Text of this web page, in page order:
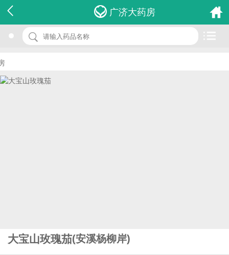
广济大药房
大宝山玫瑰茄(安溪杨柳岸)
名 称：大宝山玫瑰茄
品 牌：(安溪杨柳岸)
价 格：￥0.00